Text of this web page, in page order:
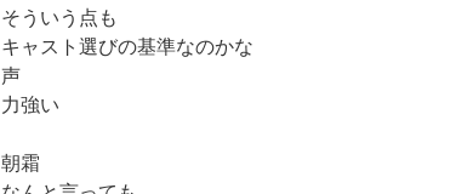
そういう点も
キャスト選びの基準なのかな
声
力強い
朝霜